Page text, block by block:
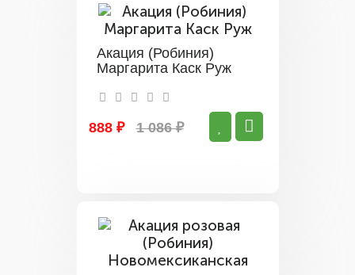
Акация (Робиния)
Маргарита Каск Руж
888 ₽ 1 086 ₽